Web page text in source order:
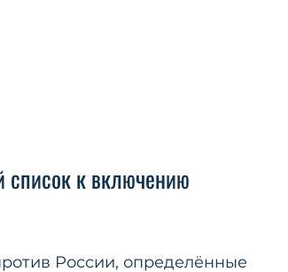
список к включению
России, определённые